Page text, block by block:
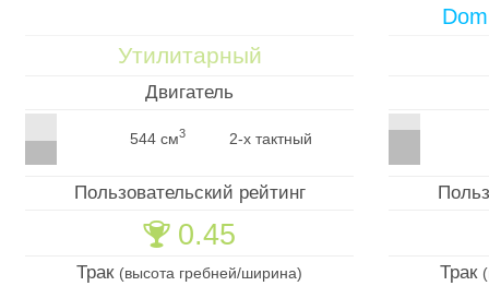
Утилитарный
Двигатель
544 см3 2-х тактный
Пользовательский рейтинг
🏆 0.45
Трак (высота гребней/ширина) Трак